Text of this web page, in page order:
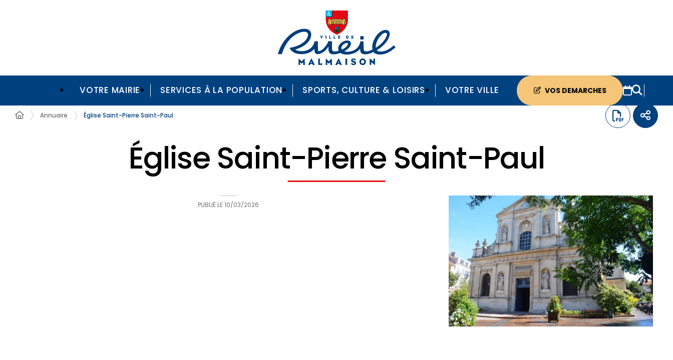
VOTRE MAIRIE SERVICES À LA POPULATION SPORTS, CULTURE & LOISIRS VOTRE VILLE VOS DEMARCHES
Annuaire Église Saint-Pierre Saint-Paul
Église Saint-Pierre Saint-Paul
PUBLIÉ LE10/03/2026